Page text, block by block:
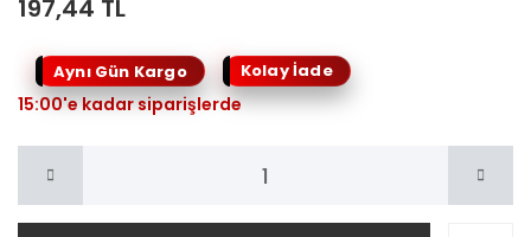
197,44 TL
Aynı Gün Kargo Kolay İade
15:00'e kadar siparişlerde